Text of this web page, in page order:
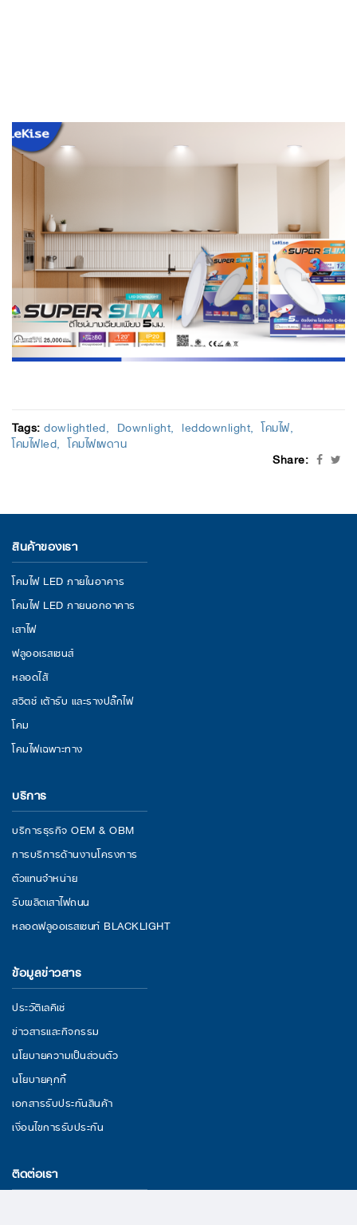
Tags:dowlightled Downlight leddownlight โคมไฟ
โคมไฟled โคมไฟเพดาน
Share:
สินค้าของเรา
โคมไฟ LED ภายในอาคาร
โคมไฟ LED ภายนอกอาคาร
เสาไฟ
ฟลูออเรสเซนส์
หลอดไส้
สวิตช์ เต้ารับ และรางปลั๊กไฟ
โคม
โคมไฟเฉพาะทาง
บริการ
บริการธุรกิจ OEM & OBM
การบริการด้านงานโครงการ
ตัวแทนจำหน่าย
รับผลิตเสาไฟถนน
หลอดฟลูออเรสเซนท์ BLACKLIGHT
ข้อมูลข่าวสาร
ประวัติเลคิเซ่
ข่าวสารและกิจกรรม
นโยบายความเป็นส่วนตัว
นโยบายคุกกี้
เอกสารรับประกันสินค้า
เงื่อนไขการรับประกัน
ติดต่อเรา